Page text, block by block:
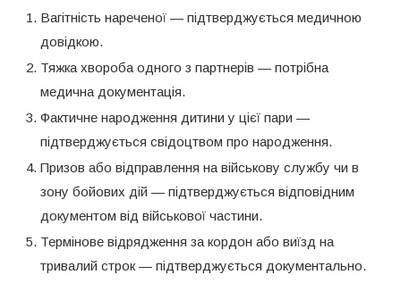
Вагітність нареченої — підтверджується медичною
довідкою.
Тяжка хвороба одного з партнерів — потрібна
медична документація.
Фактичне народження дитини у цієї пари —
підтверджується свідоцтвом про народження.
Призов або відправлення на військову службу чи в
зону бойових дій — підтверджується відповідним
документом від військової частини.
Термінове відрядження за кордон або виїзд на
тривалий строк — підтверджується документально.